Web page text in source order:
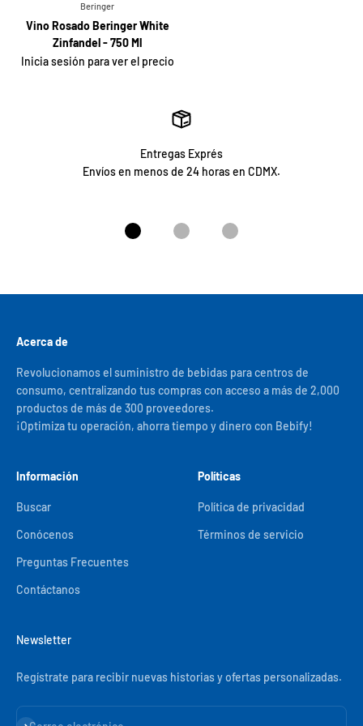
Beringer
Vino Rosado Beringer White
Zinfandel - 750 Ml
Inicia sesión para ver el precio
Entregas Exprés
Envíos en menos de 24 horas en CDMX.
Ir al artículo 1Ir al artículo 2Ir al artículo 3
Acerca de
Revolucionamos el suministro de bebidas para centros de
consumo, centralizando tus compras con acceso a más de 2,000
productos de más de 300 proveedores.
¡Optimiza tu operación, ahorra tiempo y dinero con Bebify!
Información
Buscar
Conócenos
Preguntas Frecuentes
Contáctanos
Políticas
Política de privacidad
Términos de servicio
Newsletter
Regístrate para recibir nuevas historias y ofertas personalizadas.